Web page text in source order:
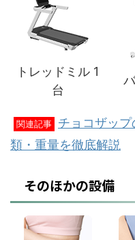
トレッドミル 1
台
関連記事
チョコザッ
類・重量を徹底解説
そのほかの設備